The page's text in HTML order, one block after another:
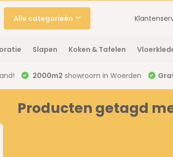
Alle categorieën
Slapen Koken & Tafelen
2000m2 showroom in Woerden
Producten getagd